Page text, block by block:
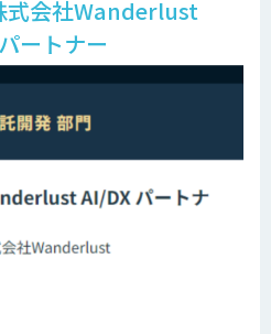
会社Wanderlust
ートナー